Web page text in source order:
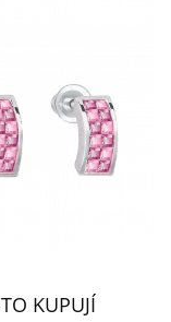
KUPUJÍ